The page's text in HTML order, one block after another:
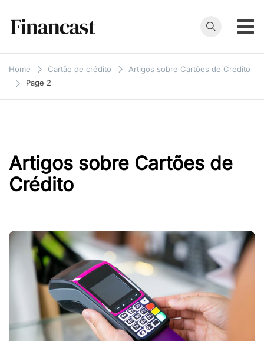
Financast
empréstimos,
resenhas de
serviços
financeiros.
Home Cartão de crédito
Artigos sobre Cartões de Crédito
Page 2
Artigos sobre Cartões de
Crédito